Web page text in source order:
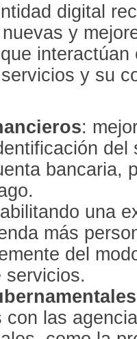
digital
y
y su
:
bancaria,
una
más
del
servicios.
con las